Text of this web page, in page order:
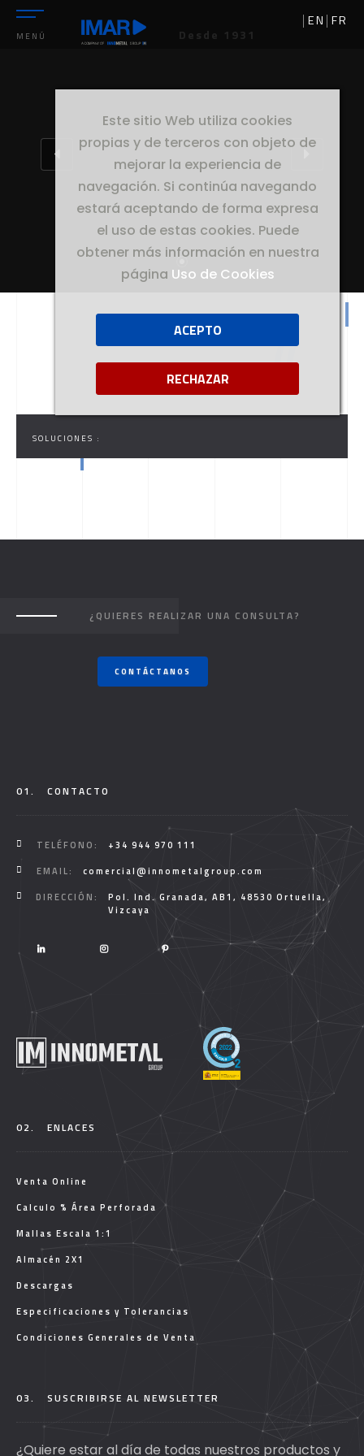
MENÚ Desde 1931
EN FR
Este sitio Web utiliza cookies
propias y de terceros con objeto de
mejorar la experiencia de
navegación. Si continúa navegando
estará aceptando de forma expresa
el uso de estas cookies. Puede
obtener más información en nuestra
página Uso de Cookies
ACEPTO
RECHAZAR
//
SOLUCIONES :
¿QUIERES REALIZAR UNA CONSULTA?
CONTÁCTANOS
01. CONTACTO
TELÉFONO:
+34 944 970 111
EMAIL:
comercial@innometalgroup.com
DIRECCIÓN:
Pol. Ind. Granada, AB1, 48530 Ortuella,
Vizcaya
02. ENLACES
Venta Online
Calculo % Área Perforada
Mallas Escala 1:1
Almacén 2X1
Descargas
Especificaciones y Tolerancias
Condiciones Generales de Venta
03. SUSCRIBIRSE AL NEWSLETTER
¿Quiere estar al día de todas nuestros productos y